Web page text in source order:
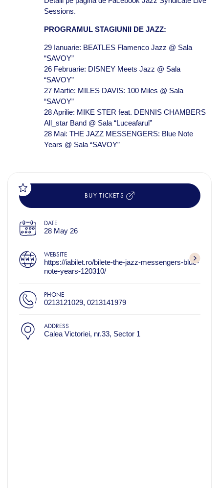
Sessions.
PROGRAMUL STAGIUNII DE JAZZ:
29 Ianuarie: BEATLES Flamenco Jazz @ Sala
“SAVOY”
26 Februarie: DISNEY Meets Jazz @ Sala
“SAVOY”
27 Martie: MILES DAVIS: 100 Miles @ Sala
“SAVOY”
28 Aprilie: MIKE STER feat. DENNIS CHAMBERS
All_star Band @ Sala “Luceafarul”
28 Mai: THE JAZZ MESSENGERS: Blue Note
Years @ Sala “SAVOY”
BUY TICKETS
DATE
28 May 26
WEBSITE
https://iabilet.ro/bilete-the-jazz-messengers-blue-
note-years-120310/
PHONE
0213121029, 0213141979
ADDRESS
Calea Victoriei, nr.33, Sector 1